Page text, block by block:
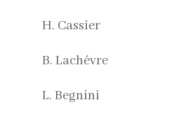
H. Cassier
B. Lachévre
L. Begnini